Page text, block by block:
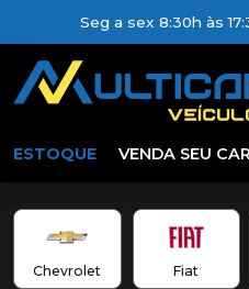
Seg a sex 8:30h às
ESTOQUE VENDA SEU
Chevrolet Fiat